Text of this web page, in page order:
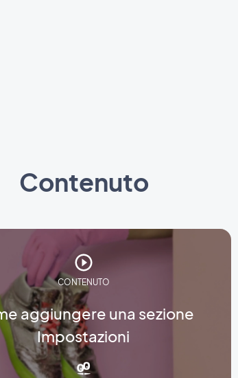
Contenuto
CONTENUTO
aggiungere una sezione
Impostazioni